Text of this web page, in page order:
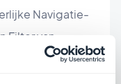
Navigatie-
Filter van
nog uit en maak